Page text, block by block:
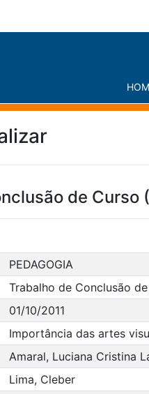
de Curso
PEDAGOGIA
Trabalho de Conclusão
01/10/2011
Importância das artes
Amaral, Luciana Cristina
Lima, Cleber